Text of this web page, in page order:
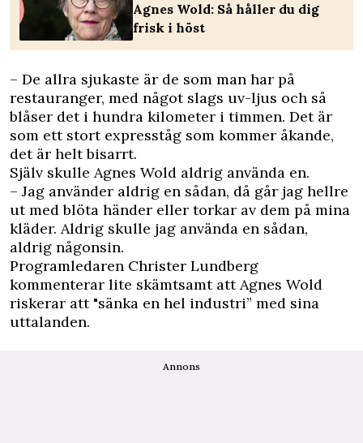
Agnes Wold: Så håller du dig
frisk i höst
– De allra sjukaste är de som man har på
restauranger, med något slags uv-ljus och så
blåser det i hundra kilometer i timmen. Det är
som ett stort expresståg som kommer åkande,
det är helt bisarrt.
Själv skulle Agnes Wold aldrig använda en.
– Jag använder aldrig en sådan, då går jag hellre
ut med blöta händer eller torkar av dem på mina
kläder. Aldrig skulle jag använda en sådan,
aldrig någonsin.
Programledaren Christer Lundberg
kommenterar lite skämtsamt att Agnes Wold
riskerar att "sänka en hel industri” med sina
uttalanden.
Annons